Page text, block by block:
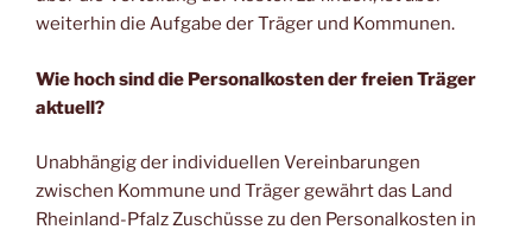
weiterhin die Aufgabe der Träger und Kommunen.
Wie hoch sind die Personalkosten der freien Träger
aktuell?
Unabhängig der individuellen Vereinbarungen
zwischen Kommune und Träger gewährt das Land
Rheinland-Pfalz Zuschüsse zu den Personalkosten in